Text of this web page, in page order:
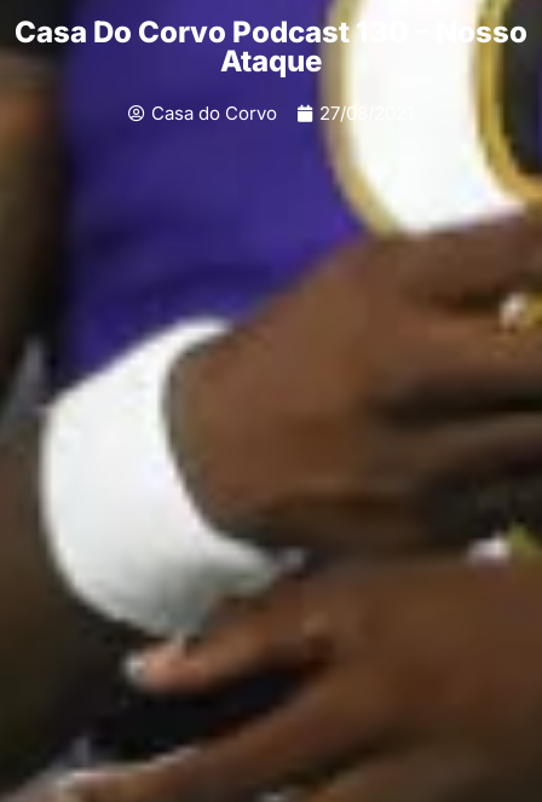
Casa Do Corvo Podcast 130 – Nosso
Ataque
Casa do Corvo 27/08/2021